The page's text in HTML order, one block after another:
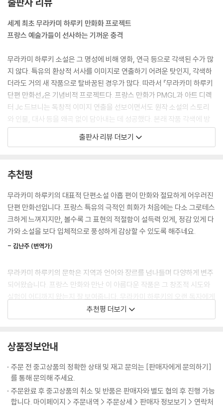
“제가 찾아온 것은
도쿄를 파멸에서 구하기 위해서입니다.”
도쿄 신용금고의 융자관리과 계장, 가타기리 씨. 어느 날 귀가하니 거대한
개구리가 기다리고 있었다. 개구리는 자신을 ‘개구리 군’이라 소개한 뒤 믿
기 힘든 이야기를 시작한다. 사흘 뒤 도쿄에 거대 지진이 찾아온다는 것. 지
하에 있는 거대 지렁이를 쓰러뜨려야 지진을 막을 수 있다고 한다. 개구리
군은 가타기리 씨가 함께 싸워야 ‘지렁이 군’을 이길 수 있다며, 힘을 합쳐
도쿄를 구하자고 한다.
한 가지씩 들려주었다.”
‘하우스’에 갇혀 지내는 주인공 하바라. 그가 왜 은둔자가 되었는지는 베일
에 싸여 있다. ‘셰에라자드’라고 불리는 여성은 주기적으로 하바라를 찾아
와 음식과 옷, 읽을 책과 기타 필요한 것을 챙겨준다. 그리고 하바라와 나란
히 누워 이런저런 기묘한 이야기를 들려준다. 자신의 전생에 대한 기억, 학
창 시절 어느 남자아이를 좋아해 그의 빈집에 숨어 들어갔던 은밀한 사연
『버스데이 걸』
“나는 자네의 소원을 들어주고 싶네.
하지만 딱 한 가지니까 신중하게 생각해야 해.”
스무 살 생일을 맞은 주인공은 여느 때처럼 이탈리안 식당에서 서빙 아르
바이트를 한다. 그런데 입사 이래 한 번도 아픈 적 없던 플로어 매니저가 복
통으로 병원에 실려가고, 주인공에게 부탁을 남긴다. “정확히 8시가 되면
사장님이 계신 604호실에 식사를 가져다줘.” 그렇게 주인공은 식사를 가
져가 사장을 처음으로 만난다. 사장은 그녀가 스무 살 생일이라는 것을 알
자 무엇이든 딱 한 가지 소원을 들어주겠다고 한다.
세계 최초 무라카미 하루키 만화화 프로젝트
프랑스 예술가들이 선사하는 기꺼운 충격
무라카미 하루키 소설은 그 명성에 비해 영화, 연극 등으로 각색된 수가 많
지 않다. 특유의 환상적 서사를 이미지로 연출하기 어려운 탓인지, 각색하
더라도 거의 새 작품으로 탈바꿈된 경우가 많다. 따라서 『무라카미 하루키
단편 만화선』은 기념비적 프로젝트다. 프랑스 만화가 PMGL과 아트 디렉
터 Jc 드브니는 독창적 이미지 연출을 선보이면서도 원작 소설의 스토리
와 인물, 대사 등을 왜곡 없이 담아내는 데 성공했다. 본래 작품 각색에 방
어적인 무라카미 하루키도 이들의 작업은 흔쾌히 허가해, 초기작부터 근작
까지 아홉 편의 단편소설이 만화화되어 『무라카미 하루키 단편 만화선』이
프랑스어권 국가의 만화책은 ‘방드 데시네(Bande Dessinee, 줄여서 B
D)’라 불리며 여타 국가의 만화와 다른 독자적 스타일을 자랑한다. 풍부한
대사와 내레이션, 미세한 부분도 놓치지 않는 정교한 그림으로 대중적 이
야기뿐 아니라 문학과 역사와 철학처럼 심도 있는 주제까지 폭넓게 다루는
되었다. 원작의 문장들을 손실 없이 담아내 하루키 소설 특유의 글맛을 보
있는 의미와 장치를 가득 채웠다. 권마다 그림체를 다르게 해 단편소설 각
각의 분위기를 살렸다. 작품마다 달라지는 연출법과 색감은 ‘하루키 월
드’의 다채로움을 느끼게 한다.
‘믿고 읽는’ 하루키 번역가들의 총집합
미 하루키 단편 만화선』은 하루키 소설을 국내에 소개해온 여성 번역가 다
섯 명이 작업했다. 번역가로서의 공력과 ‘하루키 월드’에 깊이 머무른 경험
으로 원작 소설 그 이상의 읽는 재미를 살렸다.
출판사 리뷰 더보기
추천평
무라카미 하루키의 대표적 단편소설 아홉 편이 만화와 절묘하게 어우러진
단편 만화선입니다. 프랑스 특유의 극적인 희화가 처음에는 다소 그로테스
크하게 느껴지지만, 볼수록 그 표현의 적절함이 설득력 있게, 정감 있게 다
가와 소설을 보다 입체적으로 풍성하게 감상할 수 있도록 해주네요.
- 김난주 (번역가)
무라카미 하루키의 문학은 지역과 언어와 장르를 넘나들며 다양하게 변주
되어왔습니다. 프랑스 만화와 만난 이 아름다운 작품은 그 창조적 시도와
실험이 어디까지 왔는지 잘 보여줍니다. 무라카미 하루키의 오랜 독자에게
도, 새로운 독자에게도 기쁜 발견이 되리라 생각합니다.
그림체가 낯설어서 선뜻 작업을 시작하지 못하고 한동안 감상만 했습니다.
그러나 번역을 하다 보니 이보다 하루키 작품과 잘 어울리는 그림체가 있
을까 싶었습니다. 선 하나조차도 하루키스러워서 사랑스럽게 느껴졌습니
다.
- 권남희 (번역가)
추천평 더보기
상품정보안내
주문 전 중고상품의 정확한 상태 및 재고 문의는 [판매자에게 문의하기]
를 통해 문의해 주세요.
주문완료 후 중고상품의 취소 및 반품은 판매자와 별도 협의 후 진행 가능
합니다. 마이페이지 > 주문내역 > 주문상세 > 판매자 정보보기 > 연락처